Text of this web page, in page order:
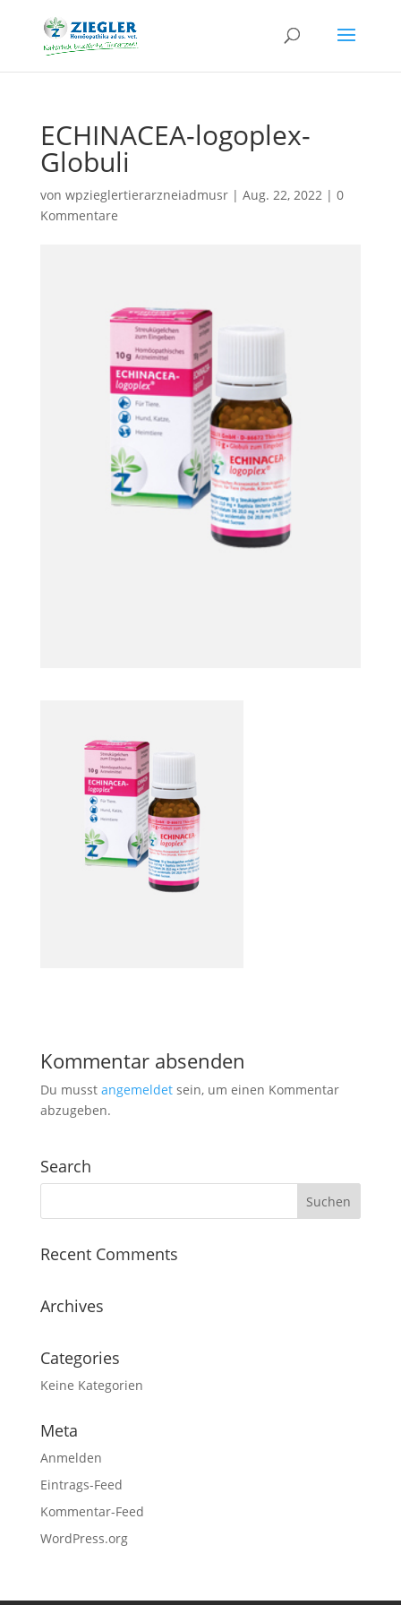
ECHINACEA-logoplex-
Globuli
von wpzieglertierarzneiadmusr| Aug. 22, 2022| 0
Kommentare
Kommentar absenden
Du musst angemeldetsein, um einen Kommentar
abzugeben.
Search
Recent Comments
Archives
Categories
Keine Kategorien
Meta
Anmelden
Eintrags-Feed
Kommentar-Feed
WordPress.org